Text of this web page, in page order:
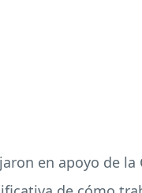
en apoyo de